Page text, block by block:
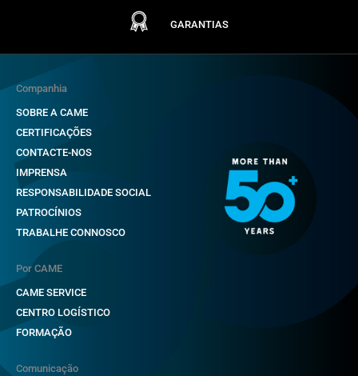
GARANTIAS
Companhia
SOBRE A CAME
CERTIFICAÇÕES
CONTACTE-NOS
IMPRENSA
RESPONSABILIDADE SOCIAL
PATROCÍNIOS
TRABALHE CONNOSCO
Por CAME
CAME SERVICE
CENTRO LOGÍSTICO
FORMAÇÃO
Comunicação